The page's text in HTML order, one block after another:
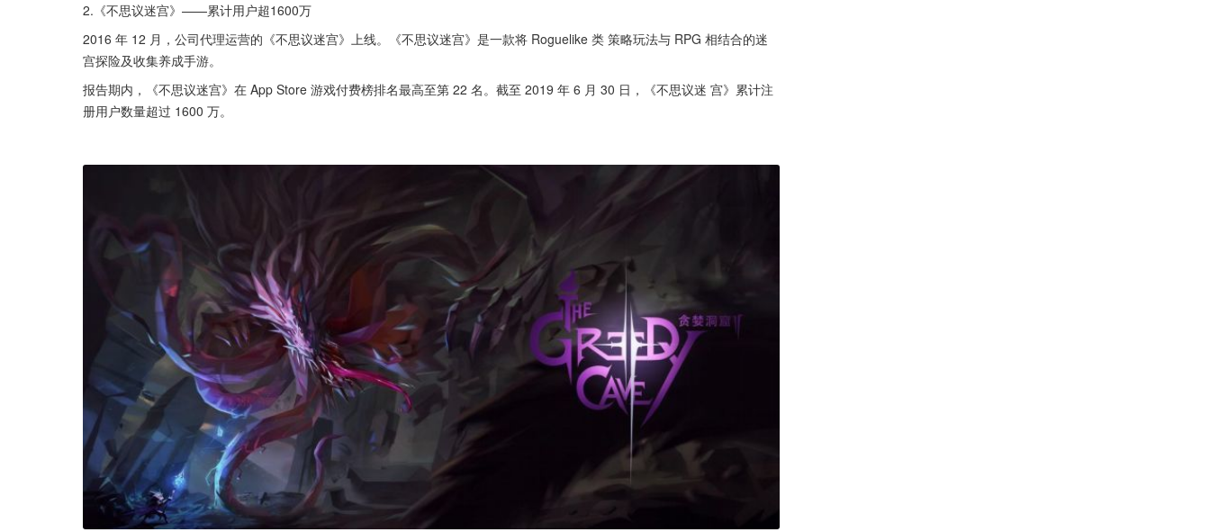
2.《不思议迷宫》——累计用户超1600万
2016 年 12 月，公司代理运营的《不思议迷宫》上线。《不思议迷宫》是一款将 Roguelike 类 策略玩法与 RPG 相结合的迷
宫探险及收集养成手游。
报告期内，《不思议迷宫》在 App Store 游戏付费榜排名最高至第 22 名。截至 2019 年 6 月 30 日，《不思议迷 宫》累计注
册用户数量超过 1600 万。